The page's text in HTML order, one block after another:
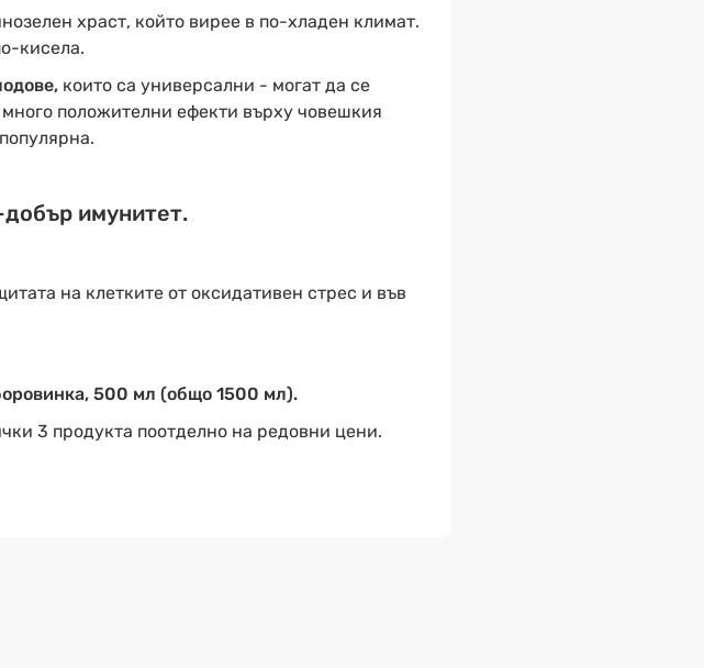
храст, който вирее в по-хладен климат.
кисела.
които са универсални - могат да се
положителни ефекти върху човешкия
имунитет.
на клетките от оксидативен стрес и във
500 мл (общо 1500 мл).
3 продукта поотделно на редовни цени.